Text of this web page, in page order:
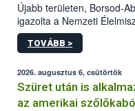
Újabb területen, Borsod-
igazolta a Nemzeti
kőrisrontó
kártevőt nem csak
az intenzív felderítést,
hatósággal is
TOVÁBB >
2026. augusztus 6, csütörtök
Szüret után is
az amerikai